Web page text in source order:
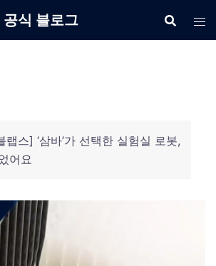
식 블로그
랩스] ‘삼바’가 선택한 실험실 로봇,
어요